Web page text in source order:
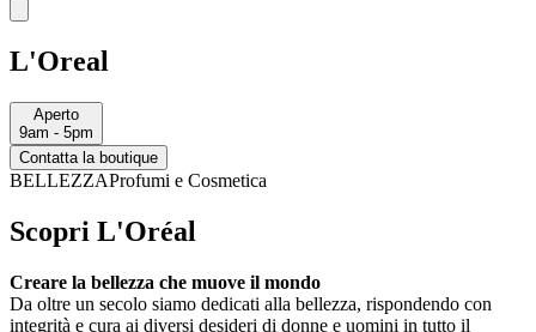
L'Oreal
Aperto
9am - 5pm
Contatta la boutique
BELLEZZAProfumi e Cosmetica
Scopri L'Oréal
Creare la bellezza che muove il mondo
Da oltre un secolo siamo dedicati alla bellezza, rispondendo con
integrità e cura ai diversi desideri di donne e uomini in tutto il